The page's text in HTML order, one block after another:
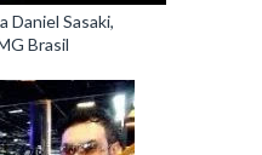
Daniel Sasaki,
Brasil